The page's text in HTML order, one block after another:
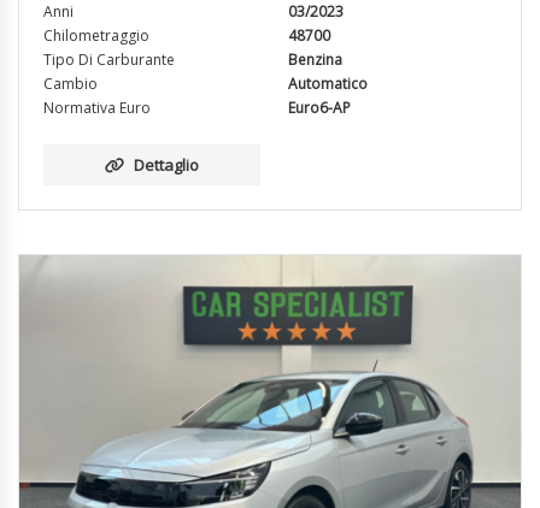
Anni
03/2023
Chilometraggio
48700
Tipo Di Carburante
Benzina
Cambio
Automatico
Normativa Euro
Euro6-AP
Dettaglio